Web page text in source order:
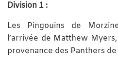
Division 1 :
Les Pingouins de
l’arrivée de Matthew
provenance des Panthers